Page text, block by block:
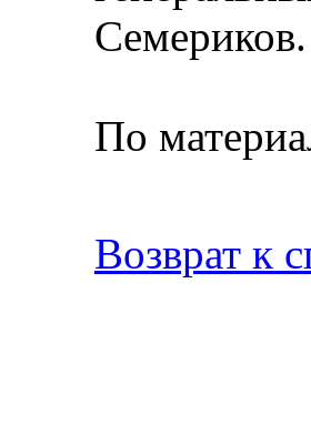
Семериков.
По
Возврат к